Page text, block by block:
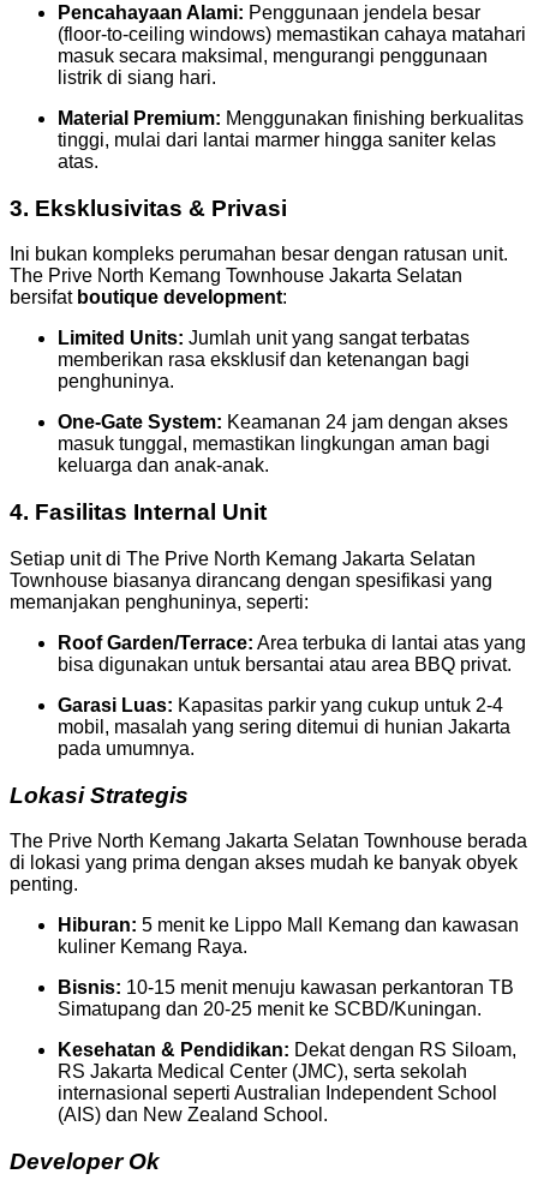
Pencahayaan Alami: Penggunaan jendela besar
(floor-to-ceiling windows) memastikan cahaya matahari
masuk secara maksimal, mengurangi penggunaan
listrik di siang hari.
Material Premium: Menggunakan finishing berkualitas
tinggi, mulai dari lantai marmer hingga saniter kelas
atas.
3. Eksklusivitas & Privasi
Ini bukan kompleks perumahan besar dengan ratusan unit.
The Prive North Kemang Townhouse Jakarta Selatan
bersifat boutique development:
Limited Units: Jumlah unit yang sangat terbatas
memberikan rasa eksklusif dan ketenangan bagi
penghuninya.
One-Gate System: Keamanan 24 jam dengan akses
masuk tunggal, memastikan lingkungan aman bagi
keluarga dan anak-anak.
4. Fasilitas Internal Unit
Setiap unit di The Prive North Kemang Jakarta Selatan
Townhouse biasanya dirancang dengan spesifikasi yang
memanjakan penghuninya, seperti:
Roof Garden/Terrace: Area terbuka di lantai atas yang
bisa digunakan untuk bersantai atau area BBQ privat.
Garasi Luas: Kapasitas parkir yang cukup untuk 2-4
mobil, masalah yang sering ditemui di hunian Jakarta
pada umumnya.
Lokasi Strategis
The Prive North Kemang Jakarta Selatan Townhouse berada
di lokasi yang prima dengan akses mudah ke banyak obyek
penting.
Hiburan: 5 menit ke Lippo Mall Kemang dan kawasan
kuliner Kemang Raya.
Bisnis: 10-15 menit menuju kawasan perkantoran TB
Simatupang dan 20-25 menit ke SCBD/Kuningan.
Kesehatan & Pendidikan: Dekat dengan RS Siloam,
RS Jakarta Medical Center (JMC), serta sekolah
internasional seperti Australian Independent School
(AIS) dan New Zealand School.
Developer Ok